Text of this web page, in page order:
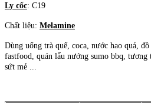
Ly cốc: C19
Chất liệu: Melamine
Dùng uống trà quế, coca, nước hao quả,
fastfood, quán lẩu nướng sumo bbq, tương
sứt mẻ ...